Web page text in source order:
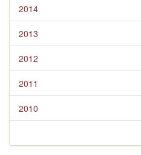
2014
2013
2012
2011
2010